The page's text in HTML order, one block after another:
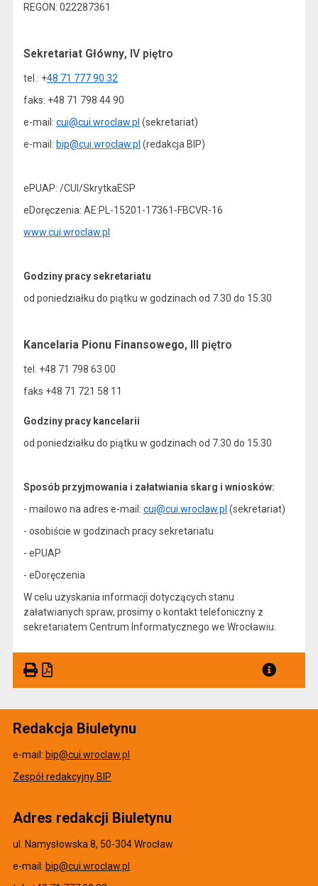
REGON: 022287361
Sekretariat Główny, IV piętro
tel.: +48 71 777 90 32
faks: +48 71 798 44 90
e-mail: cui@cui.wroclaw.pl (sekretariat)
e-mail: bip@cui.wroclaw.pl (redakcja BIP)
ePUAP: /CUI/SkrytkaESP
eDoręczenia: AE:PL-15201-17361-FBCVR-16
www.cui.wroclaw.pl
Godziny pracy sekretariatu
od poniedziałku do piątku w godzinach od 7.30 do 15.30
Kancelaria Pionu Finansowego, III piętro
tel. +48 71 798 63 00
faks +48 71 721 58 11
Godziny pracy kancelarii
od poniedziałku do piątku w godzinach od 7.30 do 15.30
Sposób przyjmowania i załatwiania skarg i wniosków:
- mailowo na adres e-mail: cui@cui.wroclaw.pl (sekretariat)
- osobiście w godzinach pracy sekretariatu
- ePUAP
- eDoręczenia
W celu uzyskania informacji dotyczących stanu
załatwianych spraw, prosimy o kontakt telefoniczny z
sekretariatem Centrum Informatycznego we Wrocławiu.
Redakcja Biuletynu
e-mail: bip@cui.wroclaw.pl
Zespół redakcyjny BIP
Adres redakcji Biuletynu
ul. Namysłowska 8, 50-304 Wrocław
e-mail: bip@cui.wroclaw.pl